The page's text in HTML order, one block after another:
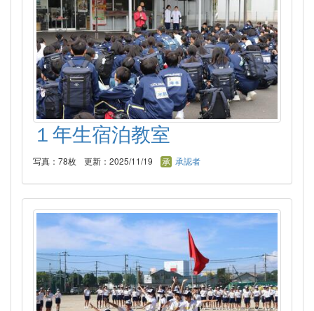
１年生宿泊教室
写真：78枚 更新：2025/11/19 承認者